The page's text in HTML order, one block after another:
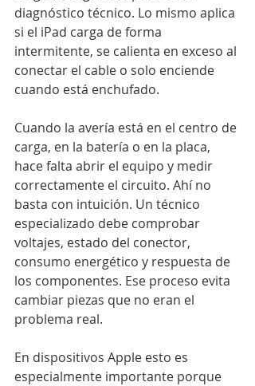
diagnóstico técnico. Lo mismo aplica
si el iPad carga de forma
intermitente, se calienta en exceso al
conectar el cable o solo enciende
cuando está enchufado.
Cuando la avería está en el centro de
carga, en la batería o en la placa,
hace falta abrir el equipo y medir
correctamente el circuito. Ahí no
basta con intuición. Un técnico
especializado debe comprobar
voltajes, estado del conector,
consumo energético y respuesta de
los componentes. Ese proceso evita
cambiar piezas que no eran el
problema real.
En dispositivos Apple esto es
especialmente importante porque